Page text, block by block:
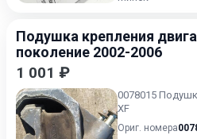
Подушка крепления
поколение 2002-2006
1 001 ₽
0078015
XF
Ориг. номера